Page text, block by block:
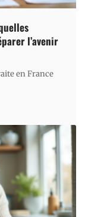
l’avenir
en France